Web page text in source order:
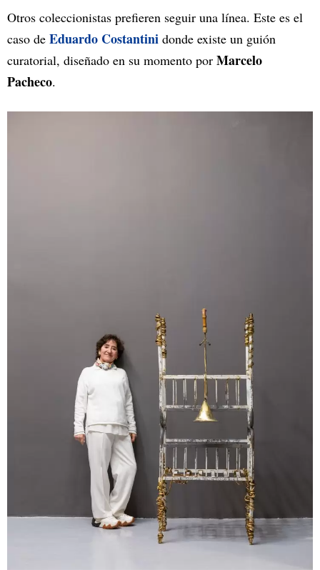
Otros coleccionistas prefieren seguir una línea. Este es el
caso de Eduardo Costantini donde existe un guión
curatorial, diseñado en su momento por Marcelo
Pacheco.